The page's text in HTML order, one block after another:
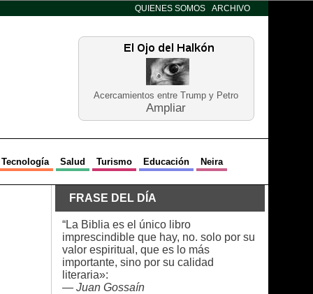
QUIENES SOMOS ARCHIVO
Acercamientos entre Trump y Petro
Ampliar
Tecnología Salud Turismo Educación Neira
FRASE DEL DÍA
“La Biblia es el único libro
imprescindible que hay, no. solo por su
valor espiritual, que es lo más
importante, sino por su calidad
literaria»:
— Juan Gossaín